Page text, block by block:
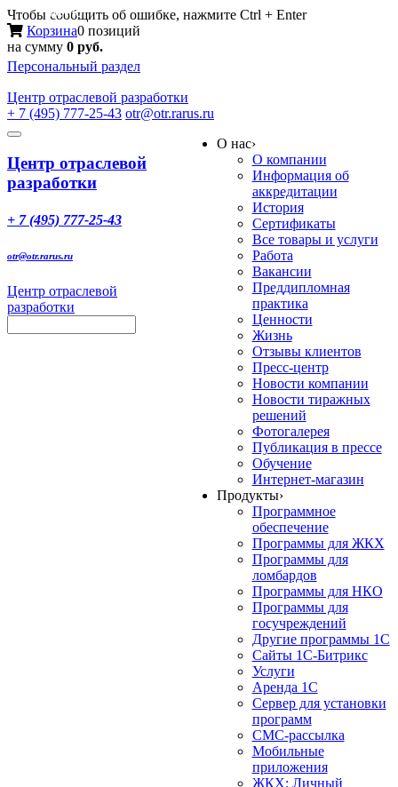
Чтобы сообщить об ошибке, нажмите Ctrl + Enter
Корзина0 позиций
на сумму 0 руб.
Персональный раздел
Центр отраслевой разработки
+ 7 (495) 777-25-43 otr@otr.rarus.ru
Toggle
Меню
Центр отраслевой
разработки
+ 7 (495) 777-25-43
otr@otr.rarus.ru
Центр отраслевой
разработки
О нас›
О компании
Информация об
аккредитации
История
Сертификаты
Все товары и услуги
Работа
Вакансии
Преддипломная
практика
Ценности
Жизнь
Отзывы клиентов
Пресс-центр
Новости компании
Новости тиражных
решений
Фотогалерея
Публикация в прессе
Обучение
Интернет-магазин
Продукты›
Программное
обеспечение
Программы для ЖКХ
Программы для
ломбардов
Программы для НКО
Программы для
госучреждений
Другие программы 1С
Сайты 1С-Битрикс
Услуги
Аренда 1С
Сервер для установки
программ
СМС-рассылка
Мобильные
приложения
ЖКХ: Личный